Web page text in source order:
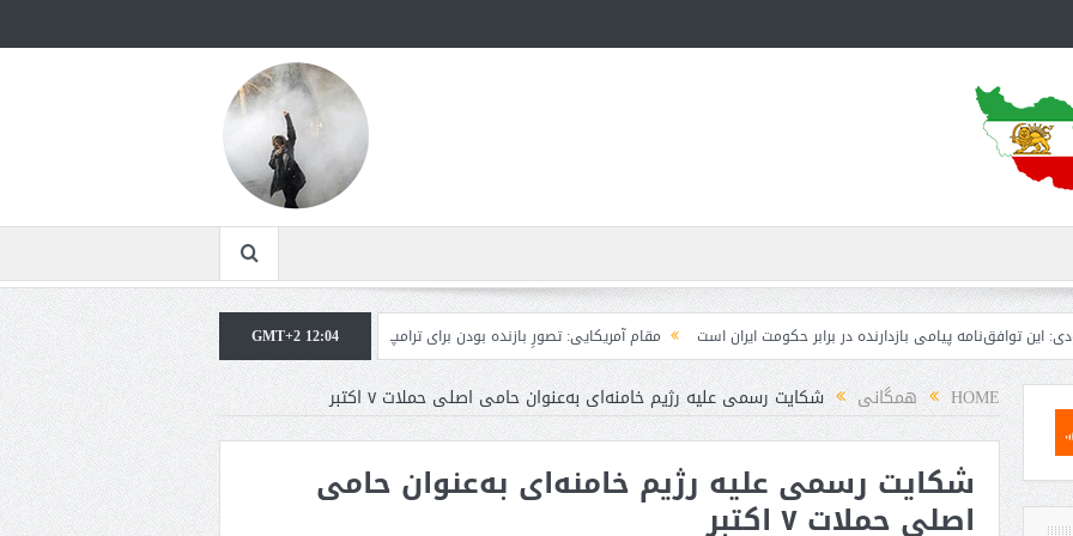
پیامی بازدارنده در برابر حکومت ایران است مقام آمریکایی: تصورِ بازنده بودن برای ترامپ غیرقابل‌تحمل است+فیلم: تحلیل
مقامات آمریکایی: برخی گزارش‌ها
GMT+2 12:04
HOME همگانی شکایت رسمی علیه رژیم خامنه‌ای به‌عنوان حامی اصلی حملات ۷ اکتبر
شکایت رسمی علیه رژیم خامنه‌ای به‌عنوان حامی
اصلی حملات ۷ اکتبر